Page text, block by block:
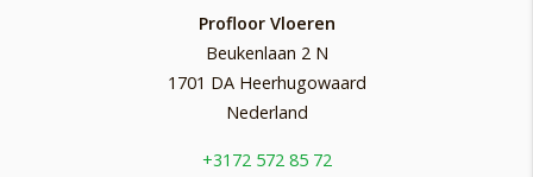
Profloor Vloeren
Beukenlaan 2 N
1701 DA Heerhugowaard
Nederland
+3172 572 85 72